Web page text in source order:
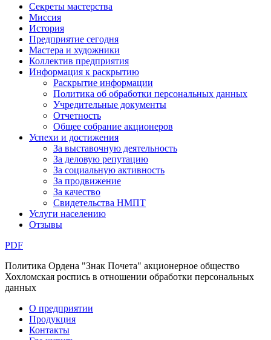
Секреты мастерства
Миссия
История
Предприятие сегодня
Мастера и художники
Коллектив предприятия
Информация к раскрытию
Раскрытие информации
Политика об обработки персональных данных
Учредительные документы
Отчетность
Общее собрание акционеров
Успехи и достижения
За выставочную деятельность
За деловую репутацию
За социальную активность
За продвижение
За качество
Свидетельства НМПТ
Услуги населению
Отзывы
PDF
Политика Ордена "Знак Почета" акционерное общество
Хохломская роспись в отношении обработки персональных
данных
О предприятии
Продукция
Контакты